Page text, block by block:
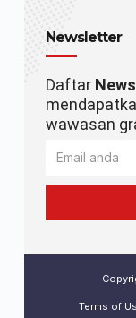
Newsletter
Daftar
wawasan
Terms of